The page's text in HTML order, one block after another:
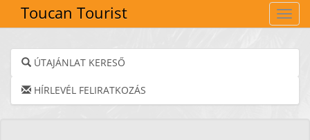
Toucan Tourist
ÚTAJÁNLAT KERESŐ
HÍRLEVÉL FELIRATKOZÁS